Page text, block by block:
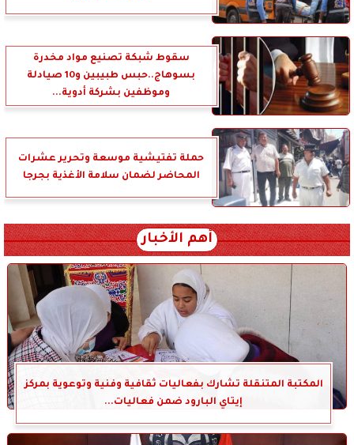
سقوط شبكة تصنيع مواد مخدرة
بسوهاج..حبس طبيبين و10 صيادلة
وموظفين بشركة أدوية...
حملة تفتيشية موسعة وتحرير عشرات
المحاضر لضمان سلامة الأغذية بجرجا
أهم الأخبار
المكتبة المتنقلة تشارك بفعاليات ثقافية وفنية وتوعوية بمركز
إيتاي البارود ضمن فعاليات...